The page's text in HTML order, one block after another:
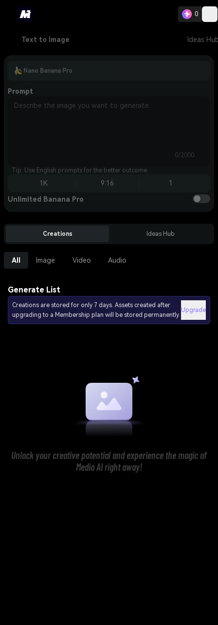
0
Text to Image Ideas
Nano Banana Pro
Prompt
0/2000
Tip: Use English prompts for the better outcome.
1K 9:16 1
Unlimited Banana Pro
Creations Ideas Hub
All Image Video Audio
Generate List
Creations are stored for only 7 days. Assets created after
upgrading to a Membership plan will be stored permanently.
Upgrade
Unlock your creative potential and experience the magic of
Media AI right away!